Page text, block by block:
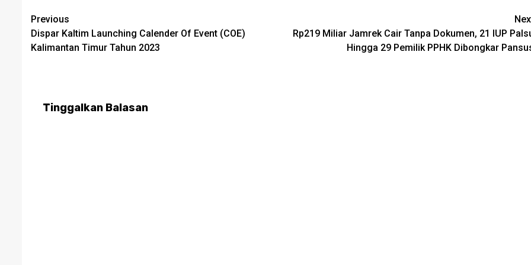
Post
navigation
Previous
Dispar Kaltim Launching Calender Of Event (COE)
Kalimantan Timur Tahun 2023
Rp219 Miliar Jamrek Cair Tanpa Dokumen, 21 IUP
Hingga 29 Pemilik PPHK Dibongkar
Tinggalkan Balasan